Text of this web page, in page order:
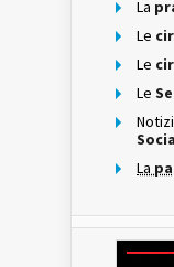
La
Le
Le
Le
La